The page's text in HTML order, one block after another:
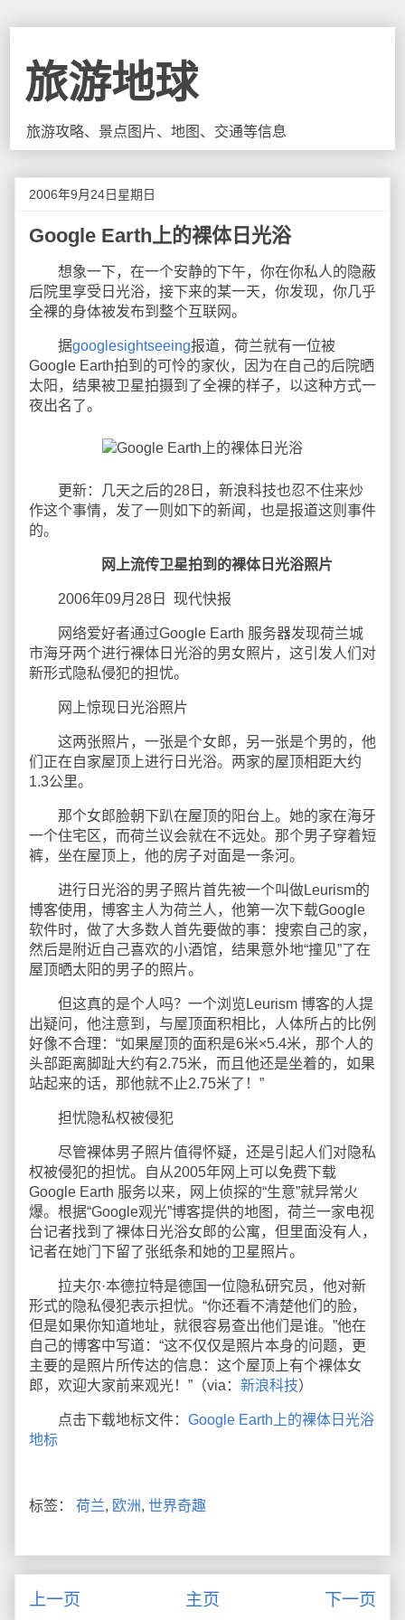
旅游地球
旅游攻略、景点图片、地图、交通等信息
2006年9月24日星期日
Google Earth上的裸体日光浴
想象一下，在一个安静的下午，你在你私人的隐蔽
后院里享受日光浴，接下来的某一天，你发现，你几乎
全裸的身体被发布到整个互联网。
据googlesightseeing报道，荷兰就有一位被
Google Earth拍到的可怜的家伙，因为在自己的后院晒
太阳，结果被卫星拍摄到了全裸的样子，以这种方式一
夜出名了。
更新：几天之后的28日，新浪科技也忍不住来炒
作这个事情，发了一则如下的新闻，也是报道这则事件
的。
网上流传卫星拍到的裸体日光浴照片
2006年09月28日 现代快报
网络爱好者通过Google Earth 服务器发现荷兰城
市海牙两个进行裸体日光浴的男女照片，这引发人们对
新形式隐私侵犯的担忧。
网上惊现日光浴照片
这两张照片，一张是个女郎，另一张是个男的，他
们正在自家屋顶上进行日光浴。两家的屋顶相距大约
1.3公里。
那个女郎脸朝下趴在屋顶的阳台上。她的家在海牙
一个住宅区，而荷兰议会就在不远处。那个男子穿着短
裤，坐在屋顶上，他的房子对面是一条河。
进行日光浴的男子照片首先被一个叫做Leurism的
博客使用，博客主人为荷兰人，他第一次下载Google
软件时，做了大多数人首先要做的事：搜索自己的家，
然后是附近自己喜欢的小酒馆，结果意外地“撞见”了在
屋顶晒太阳的男子的照片。
但这真的是个人吗？一个浏览Leurism 博客的人提
出疑问，他注意到，与屋顶面积相比，人体所占的比例
好像不合理：“如果屋顶的面积是6米×5.4米，那个人的
头部距离脚趾大约有2.75米，而且他还是坐着的，如果
站起来的话，那他就不止2.75米了！”
担忧隐私权被侵犯
尽管裸体男子照片值得怀疑，还是引起人们对隐私
权被侵犯的担忧。自从2005年网上可以免费下载
Google Earth 服务以来，网上侦探的“生意”就异常火
爆。根据“Google观光”博客提供的地图，荷兰一家电视
台记者找到了裸体日光浴女郎的公寓，但里面没有人，
记者在她门下留了张纸条和她的卫星照片。
拉夫尔·本德拉特是德国一位隐私研究员，他对新
形式的隐私侵犯表示担忧。“你还看不清楚他们的脸，
但是如果你知道地址，就很容易查出他们是谁。”他在
自己的博客中写道：“这不仅仅是照片本身的问题，更
主要的是照片所传达的信息：这个屋顶上有个裸体女
郎，欢迎大家前来观光！”（via： 新浪科技）
点击下载地标文件： Google Earth上的裸体日光浴
地标
标签： 荷兰, 欧洲, 世界奇趣
上一页 下一页
主页